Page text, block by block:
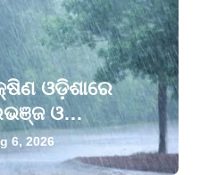
ଓଡ଼ିଶାରେ
ଓ
୨୮
6, 2026